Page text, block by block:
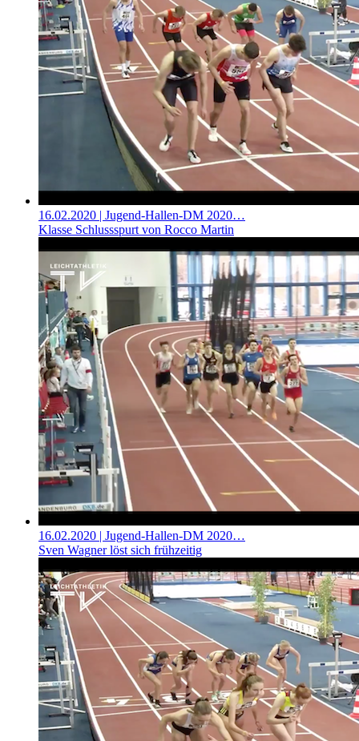
16.02.2020 | Jugend-Hallen-DM 2020…
Klasse Schlussspurt von Rocco Martin
16.02.2020 | Jugend-Hallen-DM 2020…
Sven Wagner löst sich frühzeitig